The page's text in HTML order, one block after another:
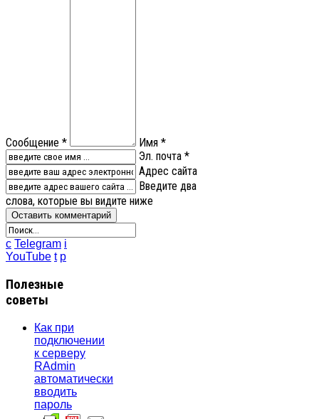
Сообщение *
Имя *
Эл. почта *
Адрес сайта
Введите два
слова, которые вы видите ниже
c Telegram i
YouTube t p
Полезные
советы
Как при
подключении
к серверу
RAdmin
автоматически
вводить
пароль